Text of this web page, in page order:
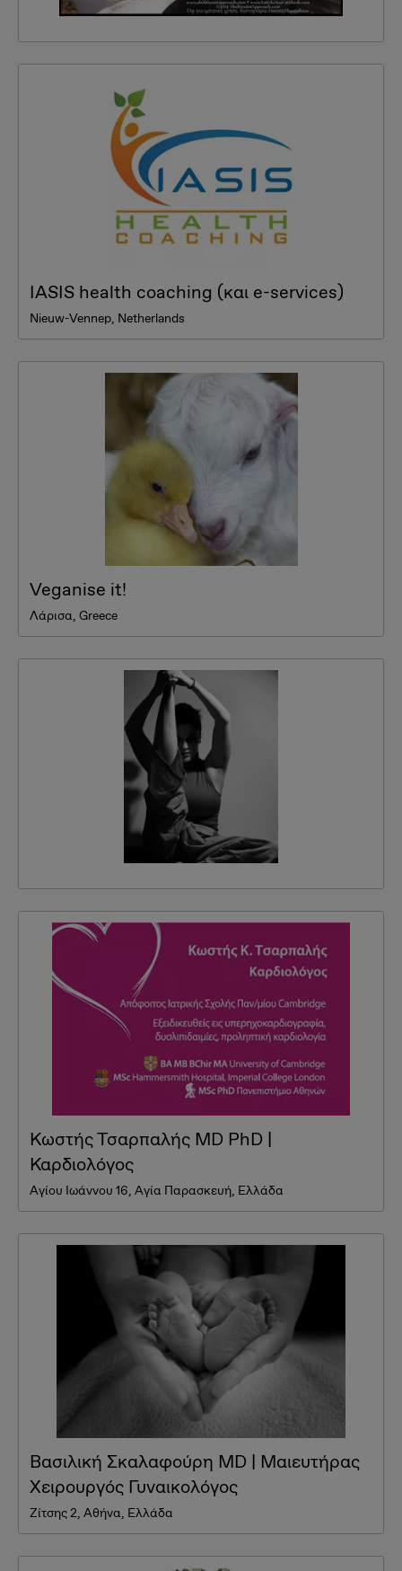
IASIS health coaching (και e-services)
Nieuw-Vennep, Netherlands
Veganise it!
Λάρισα, Greece
Κωστής Τσαρπαλής MD PhD |
Καρδιολόγος
Αγίου Ιωάννου 16, Αγία Παρασκευή, Ελλάδα
Βασιλική Σκαλαφούρη MD | Μαιευτήρας
Χειρουργός Γυναικολόγος
Ζίτσης 2, Αθήνα, Ελλάδα